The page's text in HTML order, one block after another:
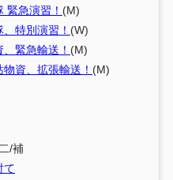
緊急演習！ (M)
特別演習！ (W)
緊急輸送！ (M)
資、拡張輸送！ (M)
/補
て